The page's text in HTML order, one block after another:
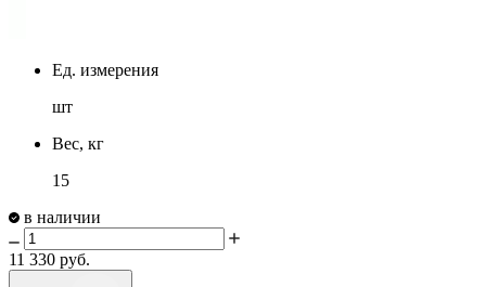
Ед. измерения
шт
Вес, кг
15
в наличии
11 330 руб.